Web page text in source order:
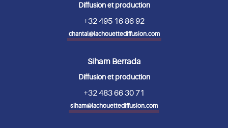
Diffusion et production
+32 495 16 86 92
chantal@lachouettediffusion.com
Siham Berrada
Diffusion et production
+32 483 66 30 71
siham@lachouettediffusion.com